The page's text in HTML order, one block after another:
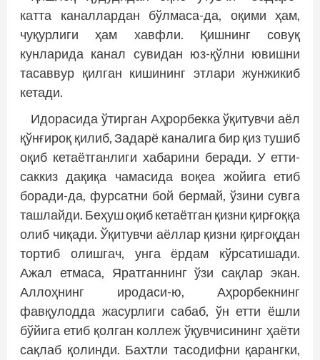
катта каналлардан бўлмаса-да, оқими ҳам,
чуқурлиги ҳам хавфли. Қишнинг совуқ
кунларида канал сувидан юз-қўлни ювишни
тасаввур қилган кишининг этлари жунжикиб
кетади.
Идорасида ўтирган Аҳрорбекка ўқитувчи аёл
қўнғироқ қилиб, Задарё каналига бир қиз тушиб
оқиб кетаётганлиги хабарини беради. У етти-
саккиз дақиқа чамасида воқеа жойига етиб
боради-да, фурсатни бой бермай, ўзини сувга
ташлайди. Беҳуш оқиб кетаётган қизни қирғоққа
олиб чиқади. Ўқитувчи аёллар қизни қирғоқдан
тортиб олишгач, унга ёрдам кўрсатишади.
Ажал етмаса, Яратганнинг ўзи сақлар экан.
Аллоҳнинг иродаси-ю, Аҳрорбекнинг
фавқулодда жасурлиги сабаб, ўн етти ёшли
бўйига етиб қолган коллеж ўқувчисининг ҳаёти
сақлаб қолинди. Бахтли тасодифни қарангки,